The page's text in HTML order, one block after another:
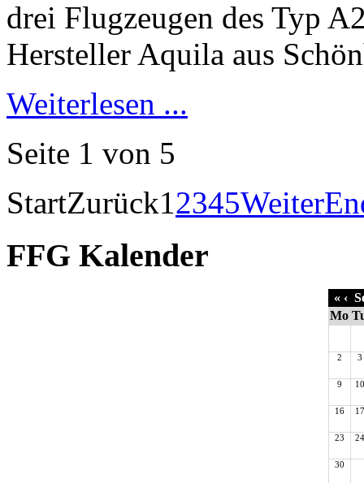
Weiterlesen ...
Seite 1 von 5
StartZurück12345Weiter
FFG Kalender
« ‹
Mo
2 3
9 10
16 17
23 24
30